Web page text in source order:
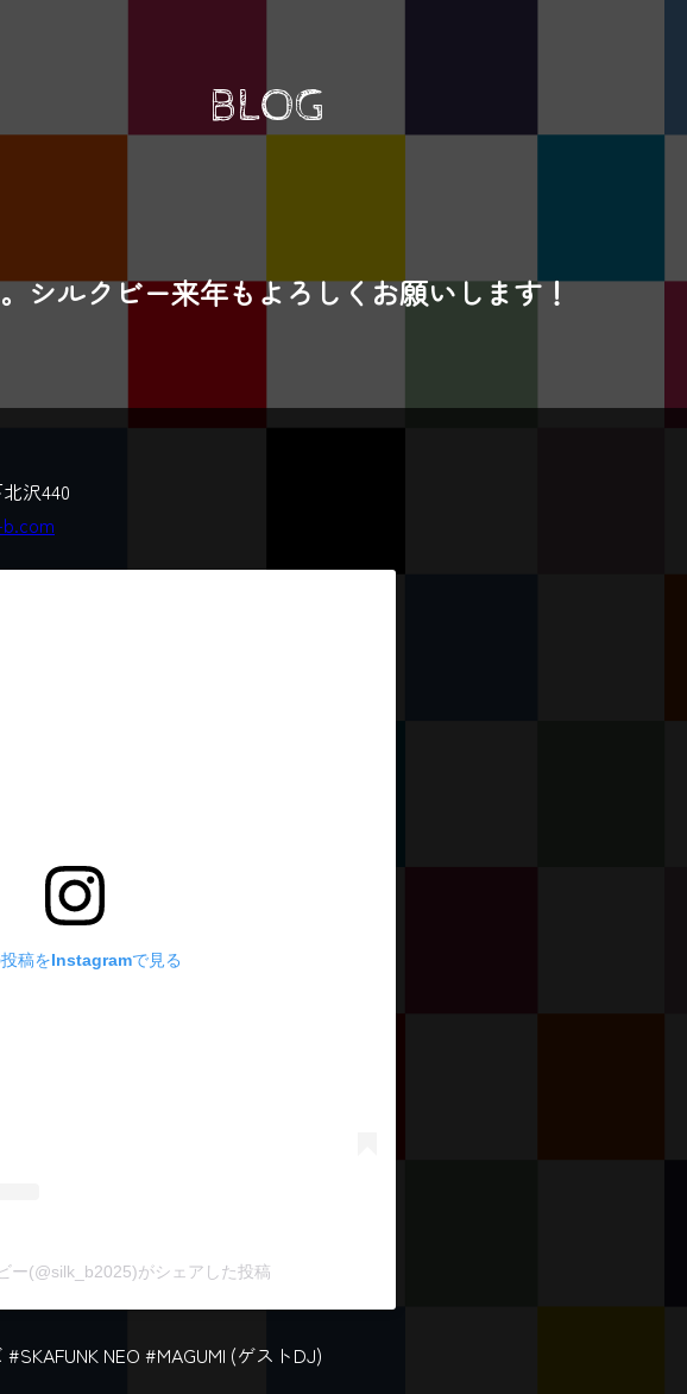
BLOG
シルクビー来年もよろしくお願いします！
沢440
稿をInstagramで見る
ー(@silk_b2025)がシェアした投稿
NEO #MAGUMI (ゲストDJ)